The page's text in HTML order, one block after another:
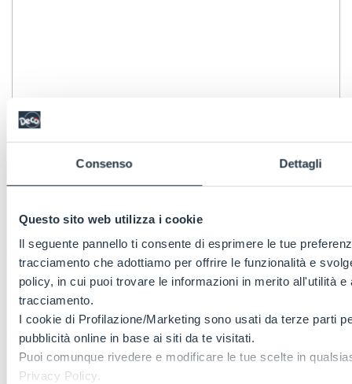
Consenso Dettagli
Questo sito web utilizza i cookie
Il seguente pannello ti consente di esprimere le tue
tracciamento che adottiamo per offrire le funzionalità e
policy, in cui puoi trovare le informazioni in merito all'utilità
tracciamento.
I cookie di Profilazione/Marketing sono usati da terze parti
pubblicità online in base ai siti da te visitati.
Puoi comunque rivedere e modificare le tue scelte in
Privacy Policy.